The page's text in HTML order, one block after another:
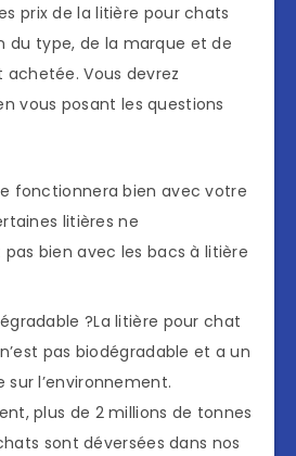
prix de la litière pour chats
du type, de la marque et de
achetée. Vous devrez
vous posant les questions
fonctionnera bien avec votre
litières ne
bien avec les bacs à litière
?La litière pour chat
pas biodégradable et a un
l’environnement.
plus de 2 millions de tonnes
sont déversées dans nos